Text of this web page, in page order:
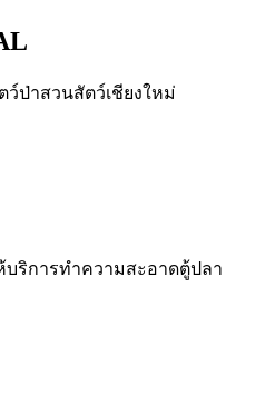
ป่าสวนสัตว์เชียงใหม่
บริการทำความสะอาดตู้ปลา